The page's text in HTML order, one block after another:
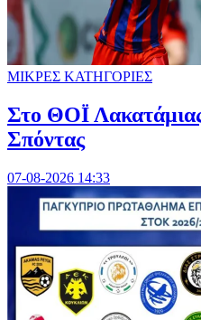
ΜΙΚΡΕΣ ΚΑΤΗΓΟΡΙΕΣ
Στο ΘΟΪ
Σπόντας
07-08-2026 14:33